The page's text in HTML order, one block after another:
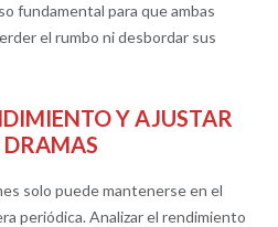
fundamental para que ambas
el rumbo ni desbordar sus
Y AJUSTAR
DRAMAS
solo puede mantenerse en el
periódica. Analizar el rendimiento